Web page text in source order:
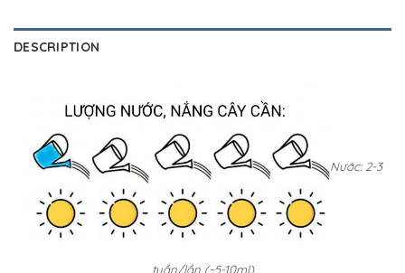
DESCRIPTION
Nước: 2-3
tuần/lần (~5-10ml)